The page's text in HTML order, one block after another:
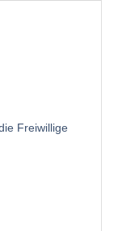
Freiwillige